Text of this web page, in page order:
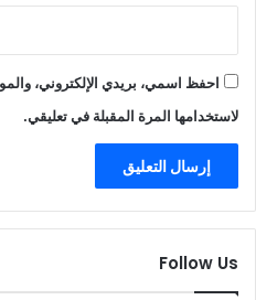
احفظ اسمي، بريدي الإلكتروني،
لاستخدامها المرة المقبلة في تعليقي.
Follow Us